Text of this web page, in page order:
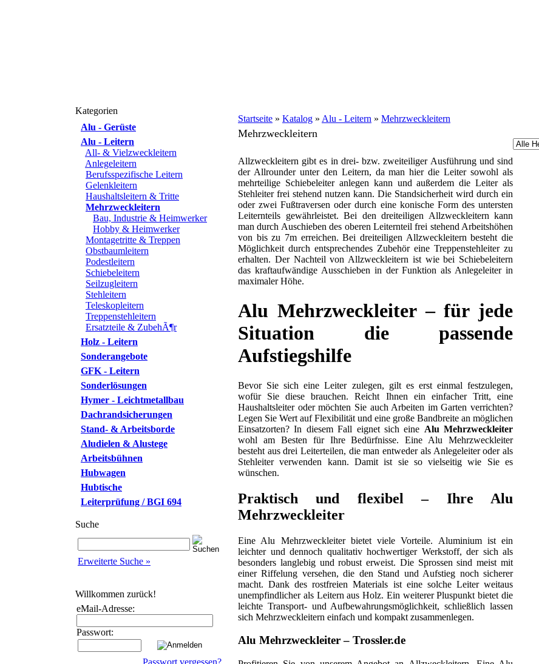
Kategorien
Alu - Gerüste
Alu - Leitern
All- & Vielzweckleitern
Anlegeleitern
Berufsspezifische Leitern
Gelenkleitern
Haushaltsleitern & Tritte
Mehrzweckleitern
Bau, Industrie & Heimwerker
Hobby & Heimwerker
Montagetritte & Treppen
Obstbaumleitern
Podestleitern
Schiebeleitern
Seilzugleitern
Stehleitern
Teleskopleitern
Treppenstehleitern
Ersatzteile & ZubehÃ¶r
Holz - Leitern
Sonderangebote
GFK - Leitern
Sonderlösungen
Hymer - Leichtmetallbau
Dachrandsicherungen
Stand- & Arbeitsborde
Aludielen & Alustege
Arbeitsbühnen
Hubwagen
Hubtische
Leiterprüfung / BGI 694
Suche
Erweiterte Suche »
Willkommen zurück!
eMail-Adresse:
Passwort:
Passwort vergessen?
Startseite » Katalog » Alu - Leitern » Mehrzweckleitern
Mehrzweckleitern
Allzweckleitern gibt es in drei- bzw. zweiteiliger Ausführung und sind
der Allrounder unter den Leitern, da man hier die Leiter sowohl als
mehrteilige Schiebeleiter anlegen kann und außerdem die Leiter als
Stehleiter frei stehend nutzen kann. Die Standsicherheit wird durch ein
oder zwei Fußtraversen oder durch eine konische Form des untersten
Leiternteils gewährleistet. Bei den dreiteiligen Allzweckleitern kann
man durch Auschieben des oberen Leiternteil frei stehend Arbeitshöhen
von bis zu 7m erreichen. Bei dreiteiligen Allzweckleitern besteht die
Möglichkeit durch entsprechendes Zubehör eine Treppenstehleiter zu
erhalten. Der Nachteil von Allzweckleitern ist wie bei Schiebeleitern
das kraftaufwändige Ausschieben in der Funktion als Anlegeleiter in
maximaler Höhe.
Alu Mehrzweckleiter – für jede
Situation die passende
Aufstiegshilfe
Bevor Sie sich eine Leiter zulegen, gilt es erst einmal festzulegen,
wofür Sie diese brauchen. Reicht Ihnen ein einfacher Tritt, eine
Haushaltsleiter oder möchten Sie auch Arbeiten im Garten verrichten?
Legen Sie Wert auf Flexibilität und eine große Bandbreite an möglichen
Einsatzorten? In diesem Fall eignet sich eine Alu Mehrzweckleiter
wohl am Besten für Ihre Bedürfnisse. Eine Alu Mehrzweckleiter
besteht aus drei Leiterteilen, die man entweder als Anlegeleiter oder als
Stehleiter verwenden kann. Damit ist sie so vielseitig wie Sie es
wünschen.
Praktisch und flexibel – Ihre Alu
Mehrzweckleiter
Eine Alu Mehrzweckleiter bietet viele Vorteile. Aluminium ist ein
leichter und dennoch qualitativ hochwertiger Werkstoff, der sich als
besonders langlebig und robust erweist. Die Sprossen sind meist mit
einer Riffelung versehen, die den Stand und Aufstieg noch sicherer
macht. Dank des rostfreien Materials ist eine solche Leiter weitaus
unempfindlicher als Leitern aus Holz. Ein weiterer Pluspunkt bietet die
leichte Transport- und Aufbewahrungsmöglichkeit, schließlich lassen
sich Mehrzweckleitern einfach und kompakt zusammenlegen.
Alu Mehrzweckleiter – Trossler.de